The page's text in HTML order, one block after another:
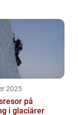
2025
på
i glaciärer